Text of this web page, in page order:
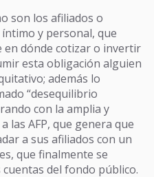
son los afiliados o
y personal, que
en dónde cotizar o invertir
esta obligación alguien
además lo
“desequilibrio
con la amplia y
las AFP, que genera que
a sus afiliados con un
que finalmente se
del fondo público.